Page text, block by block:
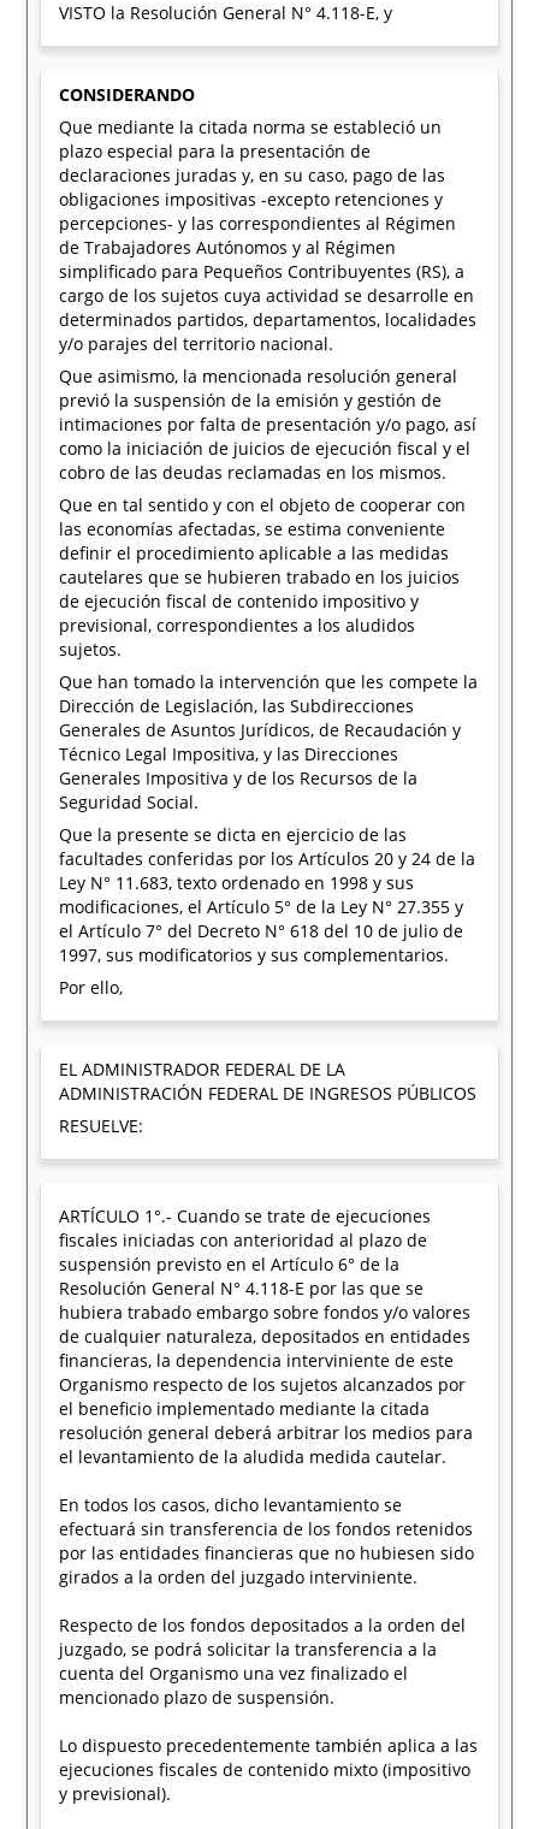
VISTO la Resolución General N° 4.118-E, y
CONSIDERANDO
Que mediante la citada norma se estableció un
plazo especial para la presentación de
declaraciones juradas y, en su caso, pago de las
obligaciones impositivas -excepto retenciones y
percepciones- y las correspondientes al Régimen
de Trabajadores Autónomos y al Régimen
simplificado para Pequeños Contribuyentes (RS), a
cargo de los sujetos cuya actividad se desarrolle en
determinados partidos, departamentos, localidades
y/o parajes del territorio nacional.
Que asimismo, la mencionada resolución general
previó la suspensión de la emisión y gestión de
intimaciones por falta de presentación y/o pago, así
como la iniciación de juicios de ejecución fiscal y el
cobro de las deudas reclamadas en los mismos.
Que en tal sentido y con el objeto de cooperar con
las economías afectadas, se estima conveniente
definir el procedimiento aplicable a las medidas
cautelares que se hubieren trabado en los juicios
de ejecución fiscal de contenido impositivo y
previsional, correspondientes a los aludidos
sujetos.
Que han tomado la intervención que les compete la
Dirección de Legislación, las Subdirecciones
Generales de Asuntos Jurídicos, de Recaudación y
Técnico Legal Impositiva, y las Direcciones
Generales Impositiva y de los Recursos de la
Seguridad Social.
Que la presente se dicta en ejercicio de las
facultades conferidas por los Artículos 20 y 24 de la
Ley N° 11.683, texto ordenado en 1998 y sus
modificaciones, el Artículo 5° de la Ley N° 27.355 y
el Artículo 7° del Decreto N° 618 del 10 de julio de
1997, sus modificatorios y sus complementarios.
Por ello,
EL ADMINISTRADOR FEDERAL DE LA
ADMINISTRACIÓN FEDERAL DE INGRESOS PÚBLICOS
RESUELVE:
ARTÍCULO 1°.- Cuando se trate de ejecuciones
fiscales iniciadas con anterioridad al plazo de
suspensión previsto en el Artículo 6° de la
Resolución General N° 4.118-E por las que se
hubiera trabado embargo sobre fondos y/o valores
de cualquier naturaleza, depositados en entidades
financieras, la dependencia interviniente de este
Organismo respecto de los sujetos alcanzados por
el beneficio implementado mediante la citada
resolución general deberá arbitrar los medios para
el levantamiento de la aludida medida cautelar.
En todos los casos, dicho levantamiento se
efectuará sin transferencia de los fondos retenidos
por las entidades financieras que no hubiesen sido
girados a la orden del juzgado interviniente.
Respecto de los fondos depositados a la orden del
juzgado, se podrá solicitar la transferencia a la
cuenta del Organismo una vez finalizado el
mencionado plazo de suspensión.
Lo dispuesto precedentemente también aplica a las
ejecuciones fiscales de contenido mixto (impositivo
y previsional).